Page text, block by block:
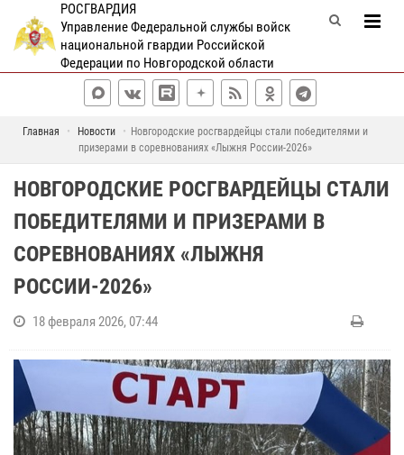
РОСГВАРДИЯ
Управление Федеральной службы войск
национальной гвардии Российской
Федерации по Новгородской области
Главная Новости
Новгородские росгвардейцы стали победителями и
призерами в соревнованиях «Лыжня России-2026»
НОВГОРОДСКИЕ РОСГВАРДЕЙЦЫ СТАЛИ
ПОБЕДИТЕЛЯМИ И ПРИЗЕРАМИ В
СОРЕВНОВАНИЯХ «ЛЫЖНЯ
РОССИИ-2026»
18 февраля 2026, 07:44